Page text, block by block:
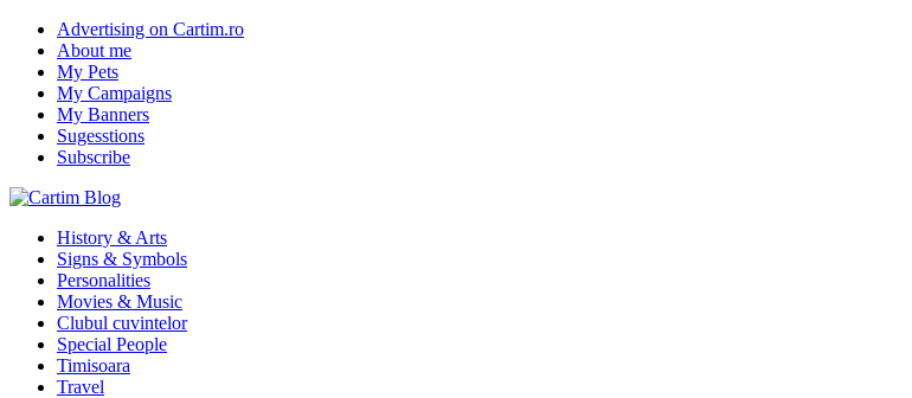
Advertising on Cartim.ro
About me
My Pets
My Campaigns
My Banners
Sugesstions
Subscribe
History & Arts
Signs & Symbols
Personalities
Movies & Music
Clubul cuvintelor
Special People
Timisoara
Travel